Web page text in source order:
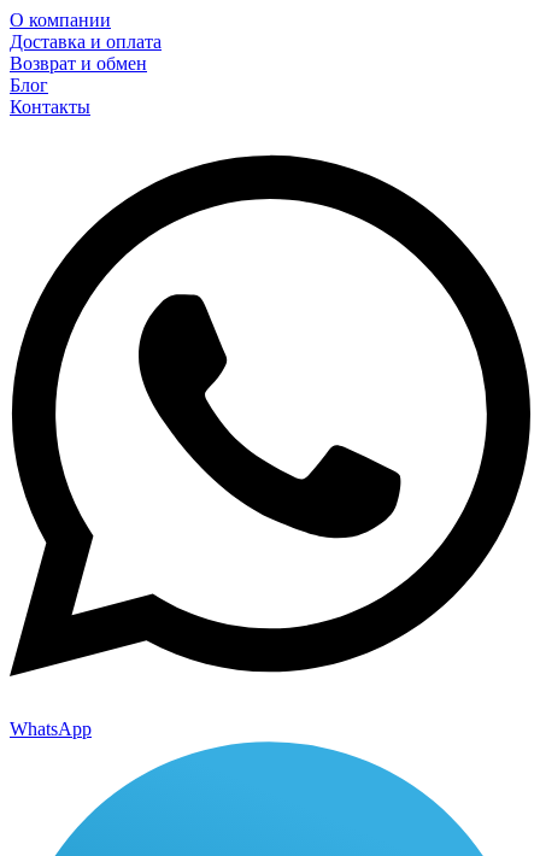
О компании
Доставка и оплата
Возврат и обмен
Блог
Контакты
WhatsApp